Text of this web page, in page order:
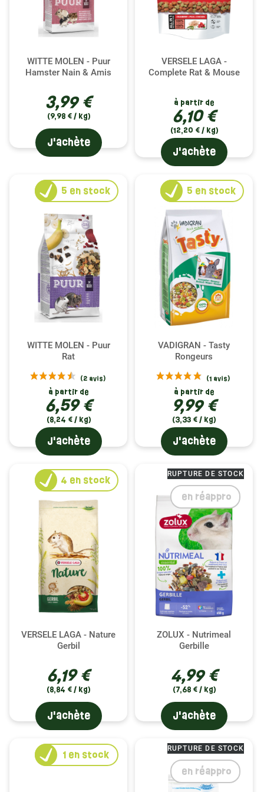
WITTE MOLEN - Puur
Hamster Nain & Amis
3,99 €
(9,98 € / kg)
J'achète
VERSELE LAGA -
Complete Rat & Mouse
à partir de
6,10 €
(12,20 € / kg)
J'achète
WITTE MOLEN - Puur
Rat
à partir de
6,59 €
(8,24 € / kg)
5 en stock
J'achète
VADIGRAN - Tasty
Rongeurs
à partir de
9,99 €
(3,33 € / kg)
5 en stock
J'achète
VERSELE LAGA - Nature
Gerbil
6,19 €
(8,84 € / kg)
4 en stock
J'achète
ZOLUX - Nutrimeal
Gerbille
4,99 €
(7,68 € / kg)
RUPTURE DE STOCK
en réappro
J'achète
1en stock RUPTURE DE STOCK
en réappro